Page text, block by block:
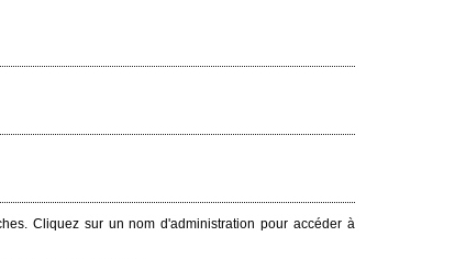
Cliquez sur un nom d'administration pour accéder à